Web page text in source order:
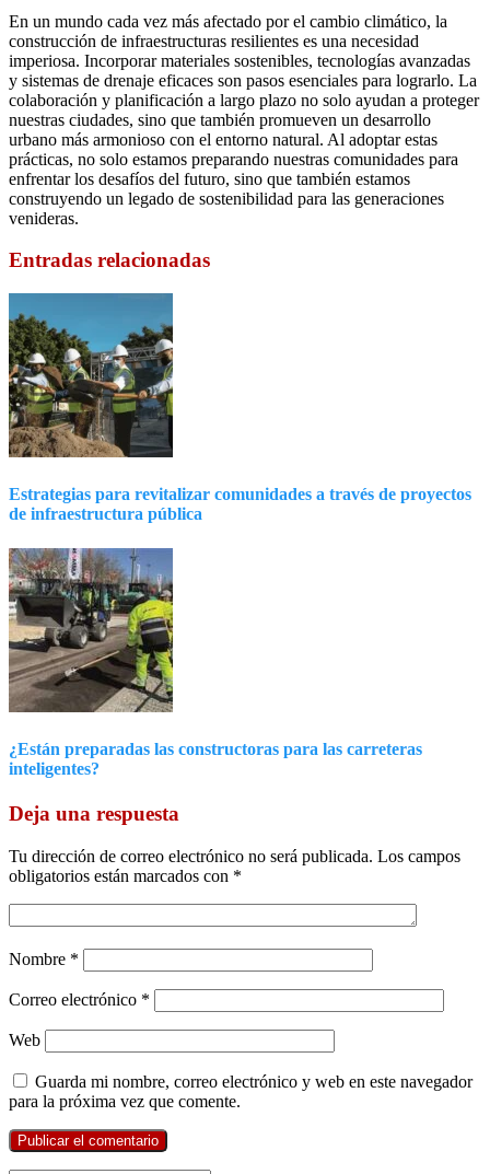
En un mundo cada vez más afectado por el cambio climático, la
construcción de infraestructuras resilientes es una necesidad
imperiosa. Incorporar materiales sostenibles, tecnologías avanzadas
y sistemas de drenaje eficaces son pasos esenciales para lograrlo. La
colaboración y planificación a largo plazo no solo ayudan a proteger
nuestras ciudades, sino que también promueven un desarrollo
urbano más armonioso con el entorno natural. Al adoptar estas
prácticas, no solo estamos preparando nuestras comunidades para
enfrentar los desafíos del futuro, sino que también estamos
construyendo un legado de sostenibilidad para las generaciones
venideras.
Entradas relacionadas
Estrategias para revitalizar comunidades a través de proyectos
de infraestructura pública
¿Están preparadas las constructoras para las carreteras
inteligentes?
Deja una respuesta
Tu dirección de correo electrónico no será publicada. Los campos
obligatorios están marcados con *
Nombre *
Correo electrónico *
Web
Guarda mi nombre, correo electrónico y web en este navegador
para la próxima vez que comente.